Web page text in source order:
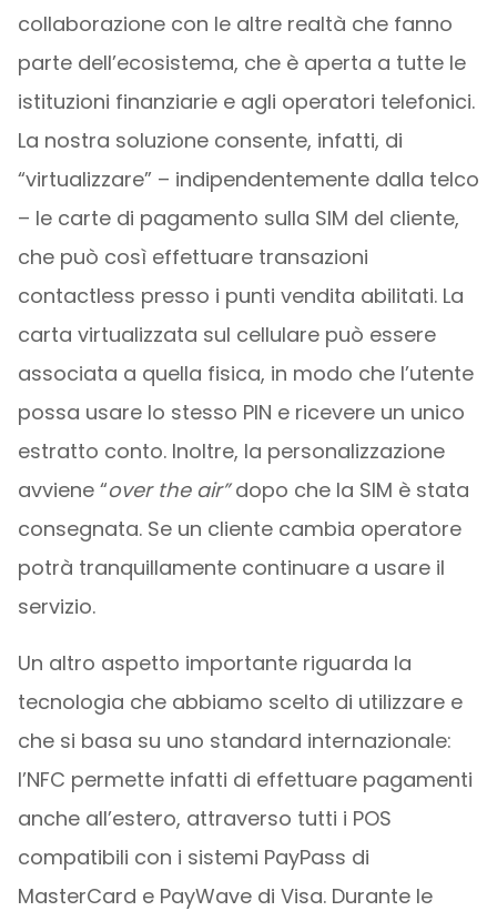
collaborazione con le altre realtà che fanno
parte dell’ecosistema, che è aperta a tutte le
istituzioni finanziarie e agli operatori telefonici.
La nostra soluzione consente, infatti, di
“virtualizzare” – indipendentemente dalla telco
– le carte di pagamento sulla SIM del cliente,
che può così effettuare transazioni
contactless presso i punti vendita abilitati. La
carta virtualizzata sul cellulare può essere
associata a quella fisica, in modo che l’utente
possa usare lo stesso PIN e ricevere un unico
estratto conto. Inoltre, la personalizzazione
avviene “over the air”dopo che la SIM è stata
consegnata. Se un cliente cambia operatore
potrà tranquillamente continuare a usare il
servizio.
Un altro aspetto importante riguarda la
tecnologia che abbiamo scelto di utilizzare e
che si basa su uno standard internazionale:
l’NFC permette infatti di effettuare pagamenti
anche all’estero, attraverso tutti i POS
compatibili con i sistemi PayPass di
MasterCard e PayWave di Visa. Durante le